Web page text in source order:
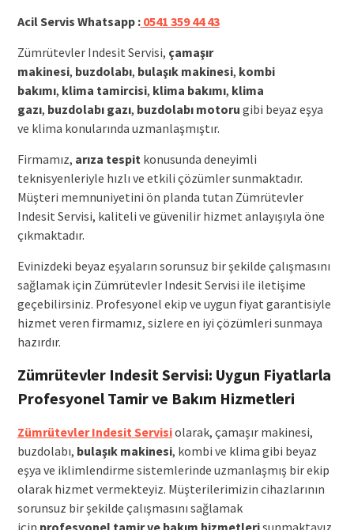
Acil Servis Whatsapp :0541 359 44 43
Zümrütevler Indesit Servisi, çamaşır
makinesi, buzdolabı, bulaşık makinesi, kombi
bakımı, klima tamircisi, klima bakımı, klima
gazı, buzdolabı gazı, buzdolabı motoru gibi beyaz eşya
ve klima konularında uzmanlaşmıştır.
Firmamız, arıza tespitkonusunda deneyimli
teknisyenleriyle hızlı ve etkili çözümler sunmaktadır.
Müşteri memnuniyetini ön planda tutan Zümrütevler
Indesit Servisi, kaliteli ve güvenilir hizmet anlayışıyla öne
çıkmaktadır.
Evinizdeki beyaz eşyaların sorunsuz bir şekilde çalışmasını
sağlamak için Zümrütevler Indesit Servisi ile iletişime
geçebilirsiniz. Profesyonel ekip ve uygun fiyat garantisiyle
hizmet veren firmamız, sizlere en iyi çözümleri sunmaya
hazırdır.
Zümrütevler Indesit Servisi: Uygun Fiyatlarla
Profesyonel Tamir ve Bakım Hizmetleri
Zümrütevler Indesit Servisiolarak, çamaşır makinesi,
buzdolabı, bulaşık makinesi, kombi ve klima gibi beyaz
eşya ve iklimlendirme sistemlerinde uzmanlaşmış bir ekip
olarak hizmet vermekteyiz. Müşterilerimizin cihazlarının
sorunsuz bir şekilde çalışmasını sağlamak